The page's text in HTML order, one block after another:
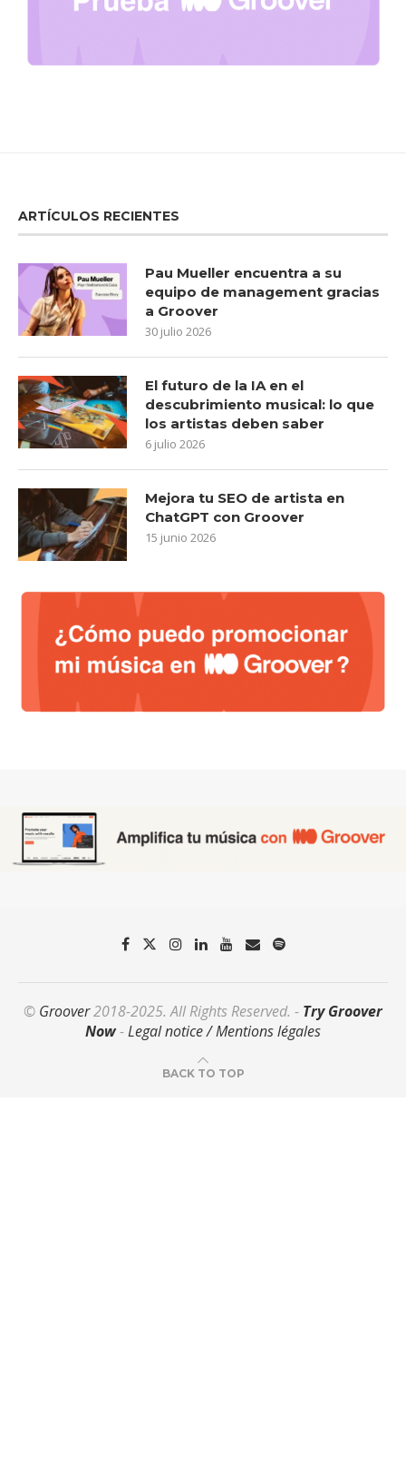
ARTÍCULOS RECIENTES
Pau Mueller encuentra a su
equipo de management gracias
a Groover
30 julio 2026
El futuro de la IA en el
descubrimiento musical: lo que
los artistas deben saber
6 julio 2026
Mejora tu SEO de artista en
ChatGPT con Groover
15 junio 2026
© Groover2018-2025. All Rights Reserved. - Try Groover
Now-Legal notice / Mentions légales
BACK TO TOP